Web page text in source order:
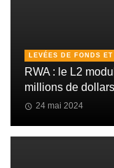
LEVÉES DE FONDS
RWA : le L2
millions de dollars
24 mai 2024